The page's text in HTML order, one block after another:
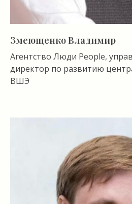
Змеющенко Владимир
Агентство Люди People,
директор по развитию
ВШЭ